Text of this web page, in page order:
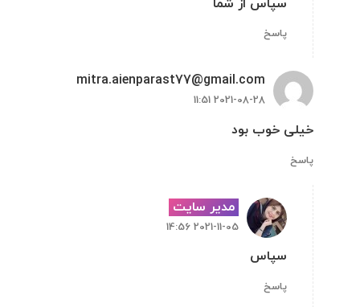
سپاس از شما
پاسخ
mitra.aienparast77@gmail.com
2021-08-28 11:51
خیلی خوب بود
پاسخ
مدیر سایت
2021-11-05 14:56
سپاس
پاسخ